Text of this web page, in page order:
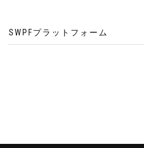
SWPFプラットフォーム